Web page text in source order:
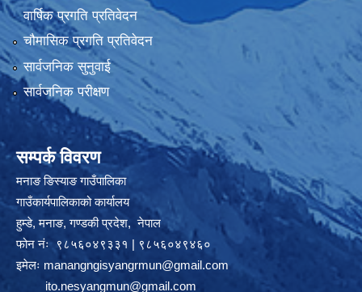
वार्षिक प्रगति प्रतिवेदन
चौमासिक प्रगति प्रतिवेदन
सार्वजनिक सुनुवाई
सार्वजनिक परीक्षण
सम्पर्क विवरण
मनाङ ङिस्याङ गाउँपालिका
गाउँकार्यपालिकाको कार्यालय
हुम्डे, मनाङ, गण्डकी प्रदेश, ‍ नेपाल
फोन नंः ९८५६०४९३३१ | ९८५६०४९४६०
इमेलः manangngisyangrmun@gmail.com
ito.nesyangmun@gmail.com